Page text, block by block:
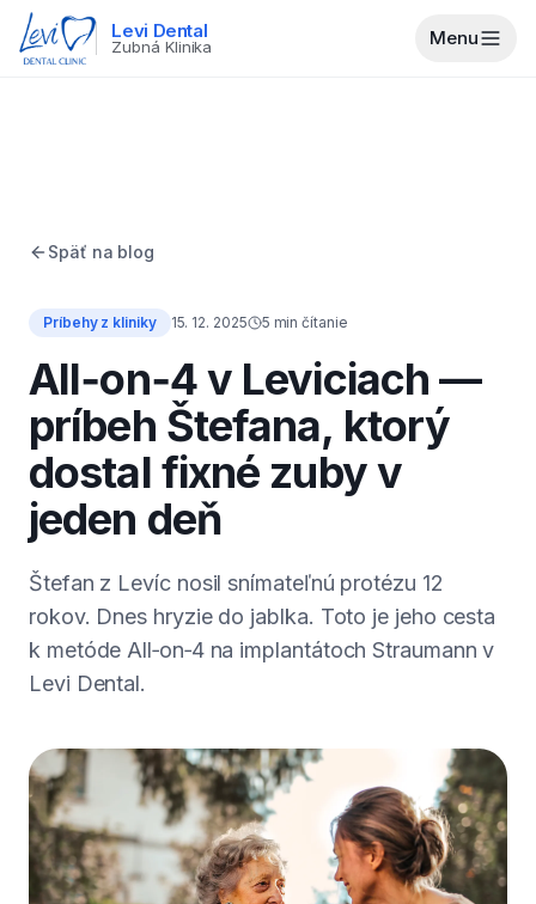
Levi Dental
Zubná Klinika Menu
Späť na blog
Príbehy z kliniky 15. 12. 2025 5 min čítanie
All‑on‑4 v Leviciach —
príbeh Štefana, ktorý
dostal fixné zuby v
jeden deň
Štefan z Levíc nosil snímateľnú protézu 12
rokov. Dnes hryzie do jablka. Toto je jeho cesta
k metóde All‑on‑4 na implantátoch Straumann v
Levi Dental.